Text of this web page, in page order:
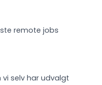
remote jobs
vi selv har udvalgt